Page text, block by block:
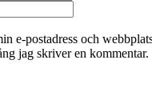
e-postadress och
jag skriver en kommentar.